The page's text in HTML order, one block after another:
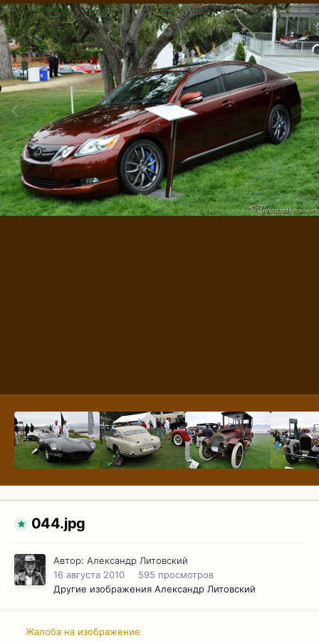
044.jpg
Автор: Александр Литовский
16 августа 2010
595 просмотров
Другие изображения Александр Литовский
Жалоба на изображение